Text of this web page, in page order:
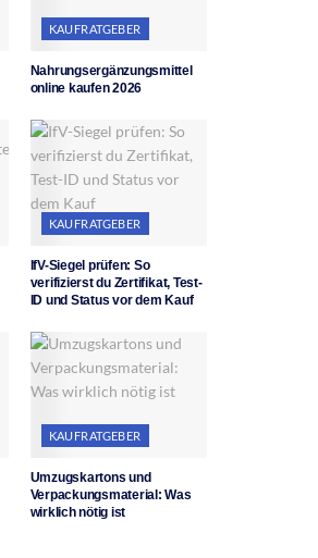
KAUFRATGEBER
Nahrungsergänzungsmittel
online kaufen 2026
KAUFRATGEBER
IfV-Siegel prüfen: So
verifizierst du Zertifikat, Test-
ID und Status vor dem Kauf
KAUFRATGEBER
Umzugskartons und
Verpackungsmaterial: Was
wirklich nötig ist